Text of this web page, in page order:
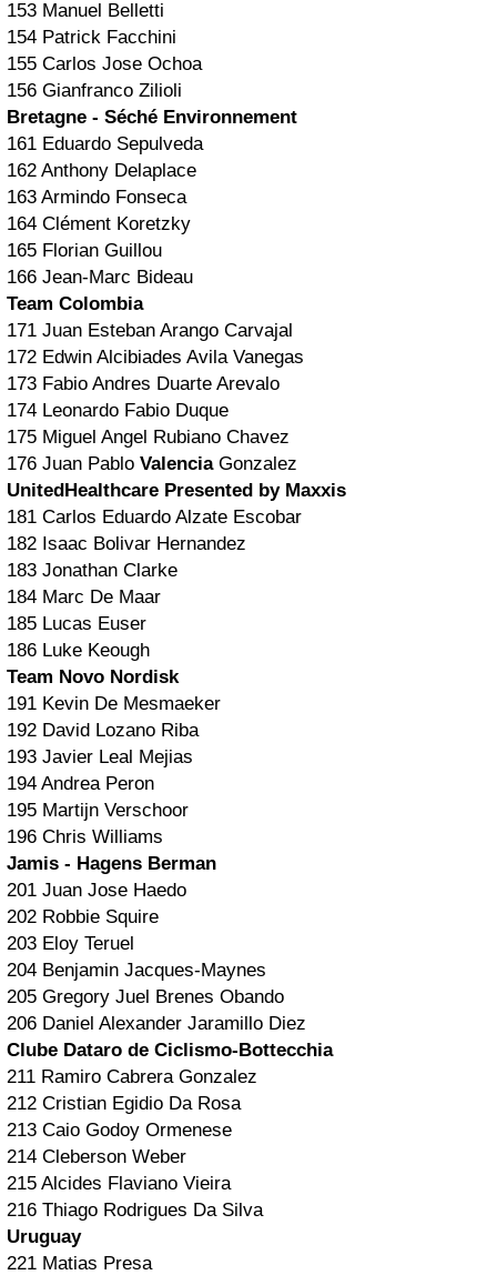
153 Manuel Belletti
154 Patrick Facchini
155 Carlos Jose Ochoa
156 Gianfranco Zilioli
Bretagne - Séché Environnement
161 Eduardo Sepulveda
162 Anthony Delaplace
163 Armindo Fonseca
164 Clément Koretzky
165 Florian Guillou
166 Jean-Marc Bideau
Team Colombia
171 Juan Esteban Arango Carvajal
172 Edwin Alcibiades Avila Vanegas
173 Fabio Andres Duarte Arevalo
174 Leonardo Fabio Duque
175 Miguel Angel Rubiano Chavez
176 Juan Pablo ValenciaGonzalez
UnitedHealthcare Presented by Maxxis
181 Carlos Eduardo Alzate Escobar
182 Isaac Bolivar Hernandez
183 Jonathan Clarke
184 Marc De Maar
185 Lucas Euser
186 Luke Keough
Team Novo Nordisk
191 Kevin De Mesmaeker
192 David Lozano Riba
193 Javier Leal Mejias
194 Andrea Peron
195 Martijn Verschoor
196 Chris Williams
Jamis - Hagens Berman
201 Juan Jose Haedo
202 Robbie Squire
203 Eloy Teruel
204 Benjamin Jacques-Maynes
205 Gregory Juel Brenes Obando
206 Daniel Alexander Jaramillo Diez
Clube Dataro de Ciclismo-Bottecchia
211 Ramiro Cabrera Gonzalez
212 Cristian Egidio Da Rosa
213 Caio Godoy Ormenese
214 Cleberson Weber
215 Alcides Flaviano Vieira
216 Thiago Rodrigues Da Silva
Uruguay
221 Matias Presa